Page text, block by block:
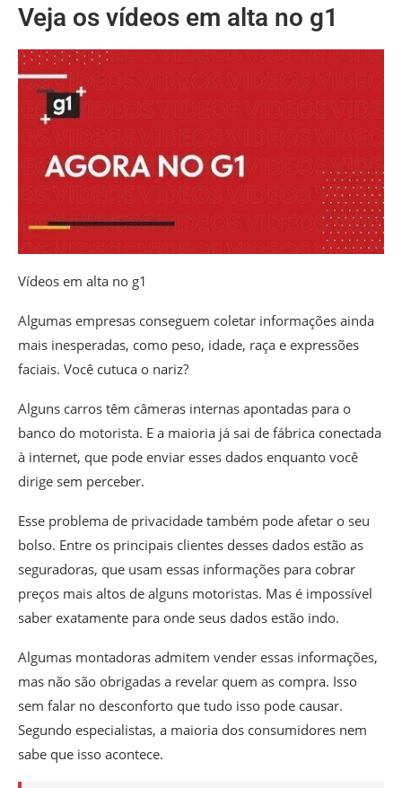
Veja os vídeos em alta no g1
Vídeos em alta no g1
Algumas empresas conseguem coletar informações ainda
mais inesperadas, como peso, idade, raça e expressões
faciais. Você cutuca o nariz?
Alguns carros têm câmeras internas apontadas para o
banco do motorista. E a maioria já sai de fábrica conectada
à internet, que pode enviar esses dados enquanto você
dirige sem perceber.
Esse problema de privacidade também pode afetar o seu
bolso. Entre os principais clientes desses dados estão as
seguradoras, que usam essas informações para cobrar
preços mais altos de alguns motoristas. Mas é impossível
saber exatamente para onde seus dados estão indo.
Algumas montadoras admitem vender essas informações,
mas não são obrigadas a revelar quem as compra. Isso
sem falar no desconforto que tudo isso pode causar.
Segundo especialistas, a maioria dos consumidores nem
sabe que isso acontece.